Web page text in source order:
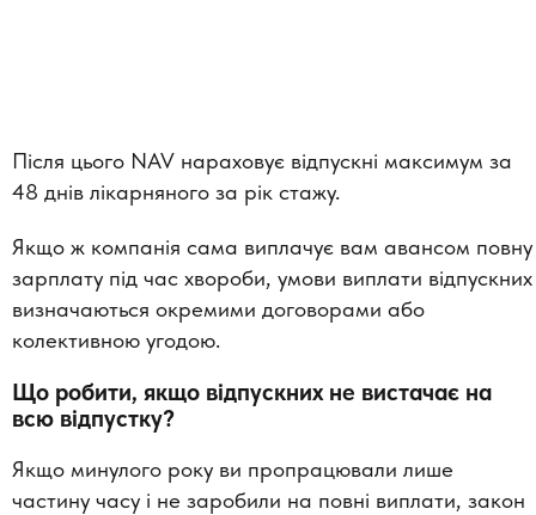
Після цього NAV нараховує відпускні максимум за
48 днів лікарняного за рік стажу.
Якщо ж компанія сама виплачує вам авансом повну
зарплату під час хвороби, умови виплати відпускних
визначаються окремими договорами або
колективною угодою.
Що робити, якщо відпускних не вистачає на
всю відпустку?
Якщо минулого року ви пропрацювали лише
частину часу і не заробили на повні виплати, закон